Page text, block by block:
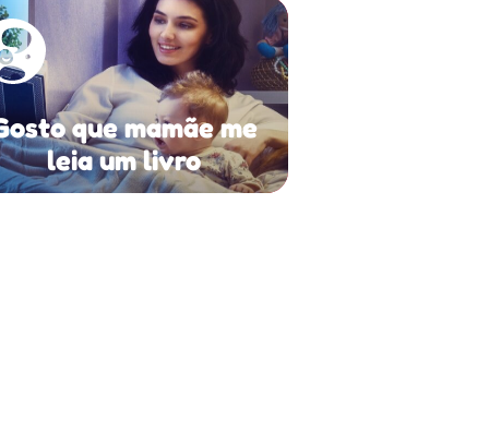
que mamãe me
leia um livro